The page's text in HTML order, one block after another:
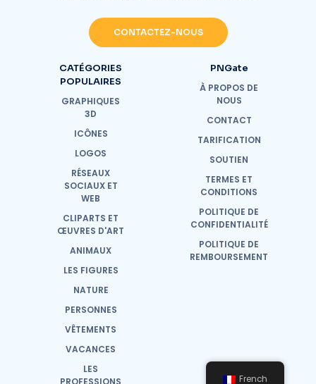
CONTACTEZ-NOUS
CATÉGORIES
POPULAIRES
GRAPHIQUES
3D
ICÔNES
LOGOS
RÉSEAUX
SOCIAUX ET
WEB
CLIPARTS ET
ŒUVRES D'ART
ANIMAUX
LES FIGURES
NATURE
PERSONNES
VÊTEMENTS
VACANCES
LES
PROFESSIONS
PNGate
À PROPOS DE
NOUS
CONTACT
TARIFICATION
SOUTIEN
TERMES ET
CONDITIONS
POLITIQUE DE
CONFIDENTIALITÉ
POLITIQUE DE
REMBOURSEMENT
French